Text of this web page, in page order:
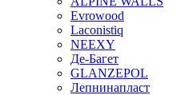
Evrowood
Laconistiq
NEEXY
Де-Багет
GLANZEPOL
Лепнинапласт